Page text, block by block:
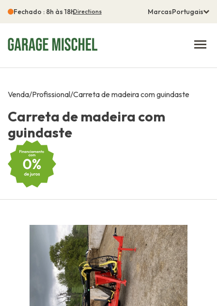
Fechado : 8h às 18hDirections MarcasPortugais
Reclamação de garantia
Licença de estabelecimento"
Política de Privacidade
Contato
Venda/Profissional/Carreta de madeira com guindaste
Carreta de madeira com
guindaste